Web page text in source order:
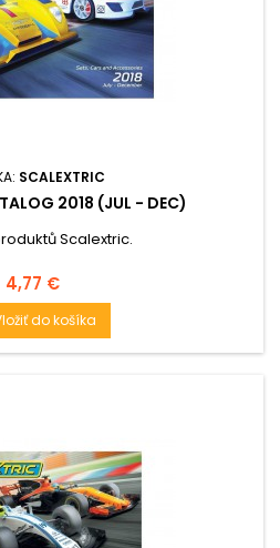
SCALEXTRIC
2018 (JUL - DEC)
Scalextric.
Cena
4,77 €
do košíka